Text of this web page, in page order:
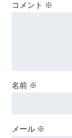
コメント ※
名前 ※
メール ※